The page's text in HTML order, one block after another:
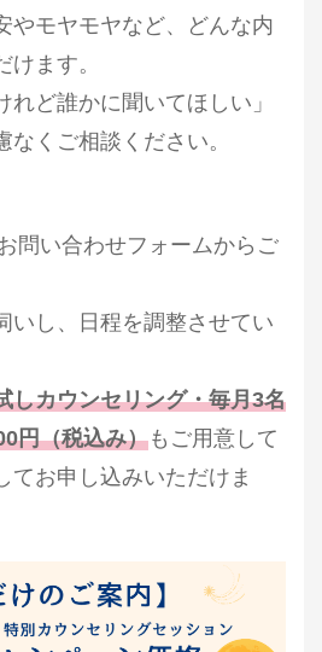
やモヤモヤなど、どんな内
ます。
れど誰かに聞いてほしい」
なくご相談ください。
問い合わせフォームからご
いし、日程を調整させてい
しカウンセリング・毎月3名
円（税込み）もご用意して
てお申し込みいただけま